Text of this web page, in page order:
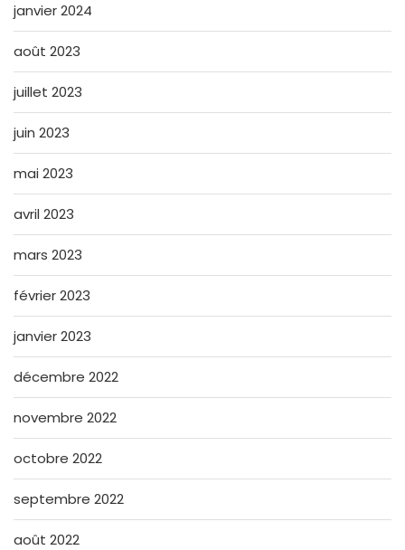
janvier 2024
août 2023
juillet 2023
juin 2023
mai 2023
avril 2023
mars 2023
février 2023
janvier 2023
décembre 2022
novembre 2022
octobre 2022
septembre 2022
août 2022